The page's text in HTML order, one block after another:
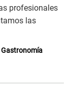
profesionales
las
Gastronomía